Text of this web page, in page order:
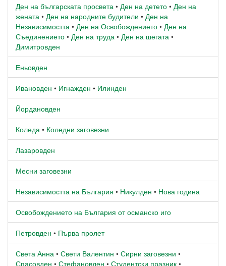
Ден на българската просвета • Ден на детето • Ден на
жената • Ден на народните будители • Ден на
Независимостта • Ден на Освобождението • Ден на
Съединението • Ден на труда • Ден на шегата •
Димитровден
Еньовден
Ивановден • Игнажден • Илинден
Йордановден
Коледа • Коледни заговезни
Лазаровден
Месни заговезни
Независимостта на България • Никулден • Нова година
Освобождението на България от османско иго
Петровден • Първа пролет
Света Анна • Свети Валентин • Сирни заговезни •
Спасовден • Стефановден • Студентски празник •